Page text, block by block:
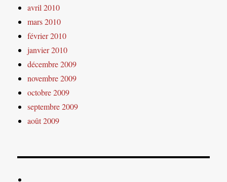
avril 2010
mars 2010
février 2010
janvier 2010
décembre 2009
novembre 2009
octobre 2009
septembre 2009
août 2009